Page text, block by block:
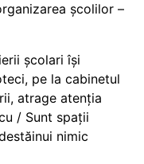
școlilor –
școlari își
pe la cabinetul
atrage atenția
/ Sunt spații
nimic